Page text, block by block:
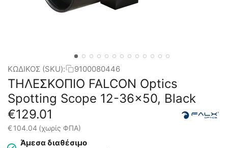
ΚΩΔΙΚΟΣ (SKU): 9100080446
ΤΗΛΕΣΚΟΠΙΟ FALCON Optics
Spotting Scope 12-36x50, Black
€129.01
€104.04 (χωρίς ΦΠΑ)
Άμεσα διαθέσιμο